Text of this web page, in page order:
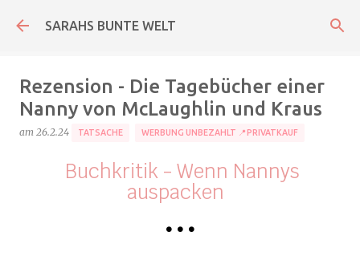
Direkt zum Hauptbereich
SARAHS BUNTE WELT
Rezension - Die Tagebücher einer
Nanny von McLaughlin und Kraus
am 26.2.24 TATSACHE WERBUNG UNBEZAHLT 📍PRIVATKAUF
Buchkritik - Wenn Nannys
auspacken
• • •